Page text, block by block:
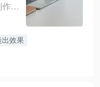
作软
的
出效果